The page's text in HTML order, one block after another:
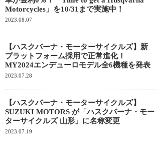
Motorcycles」を10/31まで実施中！
2023.08.07
【ハスクバーナ・モーターサイクルズ】新
プラットフォーム採用で正常進化！
MY2024エンデューロモデル全6機種を発表
2023.07.28
【ハスクバーナ・モーターサイクルズ】
SUZUKI MOTORS が「ハスクバーナ・モー
ターサイクルズ 山形」に名称変更
2023.07.19